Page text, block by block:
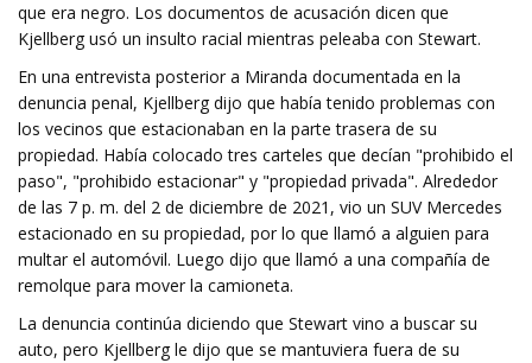
que era negro. Los documentos de acusación dicen que
Kjellberg usó un insulto racial mientras peleaba con Stewart.
En una entrevista posterior a Miranda documentada en la
denuncia penal, Kjellberg dijo que había tenido problemas con
los vecinos que estacionaban en la parte trasera de su
propiedad. Había colocado tres carteles que decían "prohibido el
paso", "prohibido estacionar" y "propiedad privada". Alrededor
de las 7 p. m. del 2 de diciembre de 2021, vio un SUV Mercedes
estacionado en su propiedad, por lo que llamó a alguien para
multar el automóvil. Luego dijo que llamó a una compañía de
remolque para mover la camioneta.
La denuncia continúa diciendo que Stewart vino a buscar su
auto, pero Kjellberg le dijo que se mantuviera fuera de su